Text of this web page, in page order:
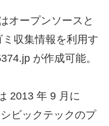
オープンソースと
収集情報を利用す
が作成可能。
2013 年 9 月に
ビックテックのプ